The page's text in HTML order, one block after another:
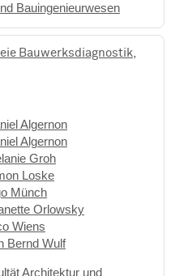
Bauingenieurwesen
Bauwerksdiagnostik,
Algernon
Algernon
Groh
Loske
Münch
Orlowsky
Wiens
Bernd Wulf
Architektur und